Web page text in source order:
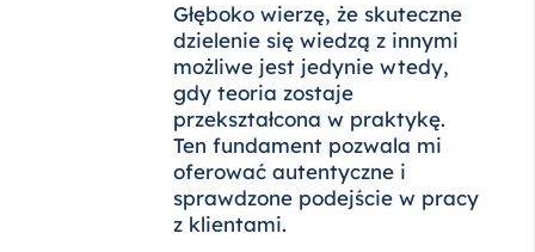
Głęboko wierzę, że skuteczne
dzielenie się wiedzą z innymi
możliwe jest jedynie wtedy,
gdy teoria zostaje
przekształcona w praktykę.
Ten fundament pozwala mi
oferować autentyczne i
sprawdzone podejście w pracy
z klientami.